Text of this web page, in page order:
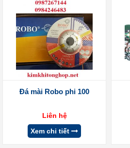
Đá mài Robo phi 100
Liên hệ
Xem chi tiết